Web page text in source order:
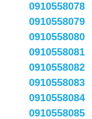
0910558078
0910558079
0910558080
0910558081
0910558082
0910558083
0910558084
0910558085